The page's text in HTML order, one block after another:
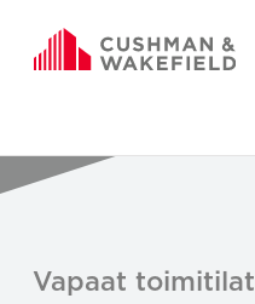
Vapaat toimitilat